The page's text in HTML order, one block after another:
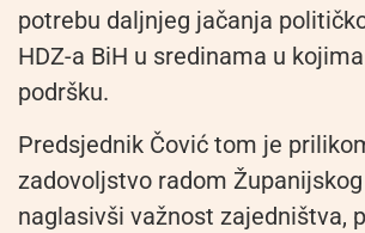
potrebu daljnjeg jačanja
HDZ-a BiH u sredinama u
podršku.
Predsjednik Čović tom je
zadovoljstvo radom
naglasivši važnost zajedništva,